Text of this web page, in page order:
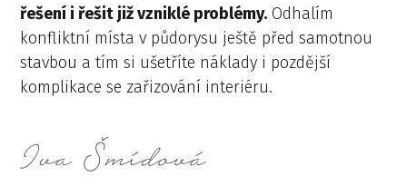
řešení i řešit již vzniklé problémy.Odhalím
konfliktní místa v půdorysu ještě před samotnou
stavbou a tím si ušetříte náklady i pozdější
komplikace se zařizování interiéru.
Iva Šmídová